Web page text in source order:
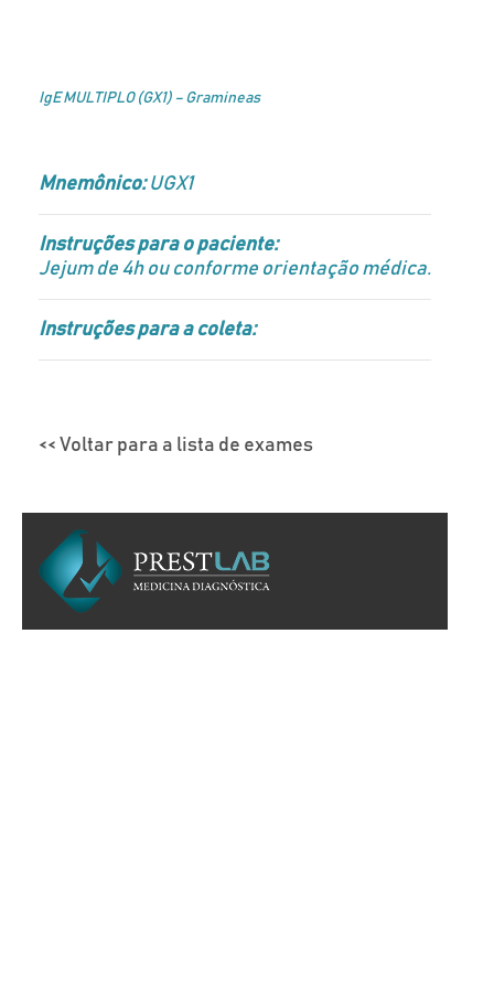
IgE MULTIPLO (GX1) – Gramineas
Mnemônico:UGX1
Instruções para o paciente:
Jejum de 4h ou conforme orientação médica.
Instruções para a coleta:
<< Voltar para a lista de exames